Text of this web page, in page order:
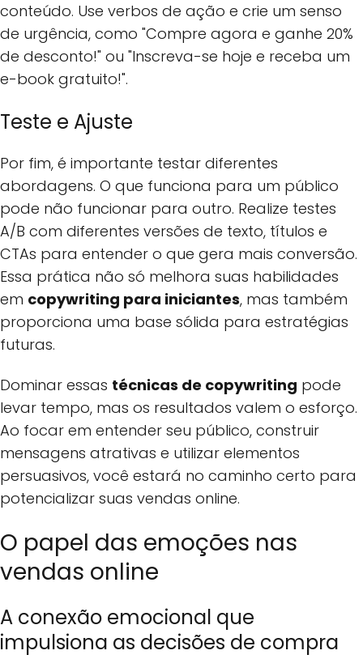
conteúdo. Use verbos de ação e crie um senso
de urgência, como "Compre agora e ganhe 20%
de desconto!" ou "Inscreva-se hoje e receba um
e-book gratuito!".
Teste e Ajuste
Por fim, é importante testar diferentes
abordagens. O que funciona para um público
pode não funcionar para outro. Realize testes
A/B com diferentes versões de texto, títulos e
CTAs para entender o que gera mais conversão.
Essa prática não só melhora suas habilidades
em copywriting para iniciantes, mas também
proporciona uma base sólida para estratégias
futuras.
Dominar essas técnicas de copywriting pode
levar tempo, mas os resultados valem o esforço.
Ao focar em entender seu público, construir
mensagens atrativas e utilizar elementos
persuasivos, você estará no caminho certo para
potencializar suas vendas online.
O papel das emoções nas
vendas online
A conexão emocional que
impulsiona as decisões de compra